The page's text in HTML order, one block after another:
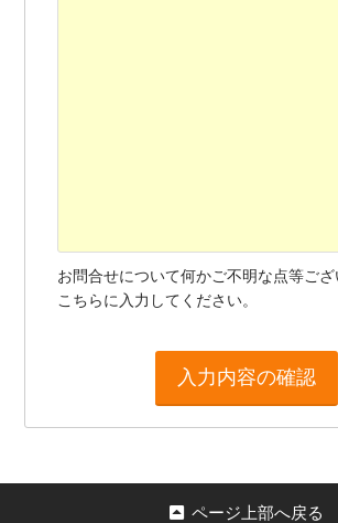
お問合せについて何かご不明な点等ござ
こちらに入力してください。
ページ上部へ戻る